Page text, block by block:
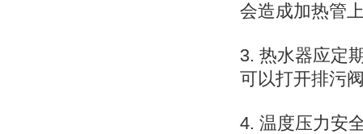
会造成加热管
3. 热水器应定
可以打开排污
4. 温度压力安